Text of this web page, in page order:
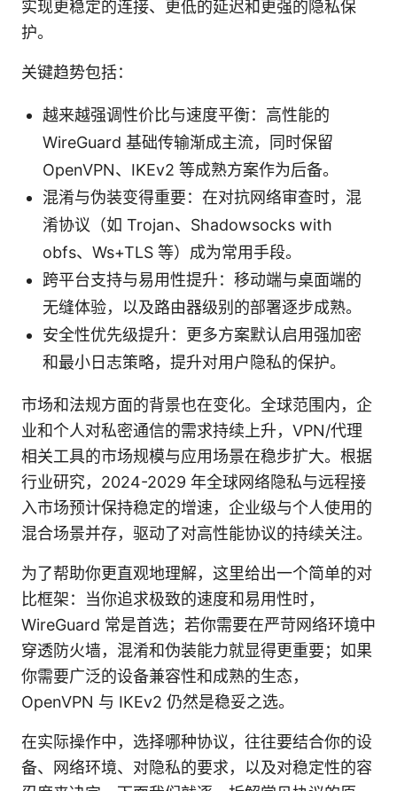
实现更稳定的连接、更低的延迟和更强的隐私保
护。
关键趋势包括：
越来越强调性价比与速度平衡：高性能的
WireGuard 基础传输渐成主流，同时保留
OpenVPN、IKEv2 等成熟方案作为后备。
混淆与伪装变得重要：在对抗网络审查时，混
淆协议（如 Trojan、Shadowsocks with
obfs、Ws+TLS 等）成为常用手段。
跨平台支持与易用性提升：移动端与桌面端的
无缝体验，以及路由器级别的部署逐步成熟。
安全性优先级提升：更多方案默认启用强加密
和最小日志策略，提升对用户隐私的保护。
市场和法规方面的背景也在变化。全球范围内，企
业和个人对私密通信的需求持续上升，VPN/代理
相关工具的市场规模与应用场景在稳步扩大。根据
行业研究，2024-2029 年全球网络隐私与远程接
入市场预计保持稳定的增速，企业级与个人使用的
混合场景并存，驱动了对高性能协议的持续关注。
为了帮助你更直观地理解，这里给出一个简单的对
比框架：当你追求极致的速度和易用性时，
WireGuard 常是首选；若你需要在严苛网络环境中
穿透防火墙，混淆和伪装能力就显得更重要；如果
你需要广泛的设备兼容性和成熟的生态，
OpenVPN 与 IKEv2 仍然是稳妥之选。
在实际操作中，选择哪种协议，往往要结合你的设
备、网络环境、对隐私的要求，以及对稳定性的容